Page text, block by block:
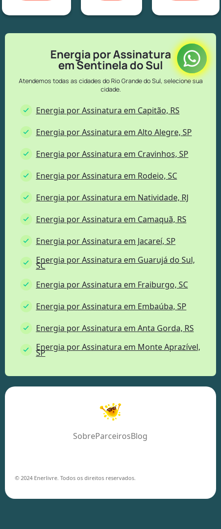
Energia por Assinatura
em Sentinela do Sul
Atendemos todas as cidades do Rio Grande do Sul, selecione sua
cidade.
Energia por Assinatura em Capitão, RS
Energia por Assinatura em Alto Alegre, SP
Energia por Assinatura em Cravinhos, SP
Energia por Assinatura em Rodeio, SC
Energia por Assinatura em Natividade, RJ
Energia por Assinatura em Camaquã, RS
Energia por Assinatura em Jacareí, SP
Energia por Assinatura em Guarujá do Sul,
SC
Energia por Assinatura em Fraiburgo, SC
Energia por Assinatura em Embaúba, SP
Energia por Assinatura em Anta Gorda, RS
Energia por Assinatura em Monte Aprazível,
SP
© 2024 Enerlivre. Todos os direitos reservados.
SobreParceirosBlog